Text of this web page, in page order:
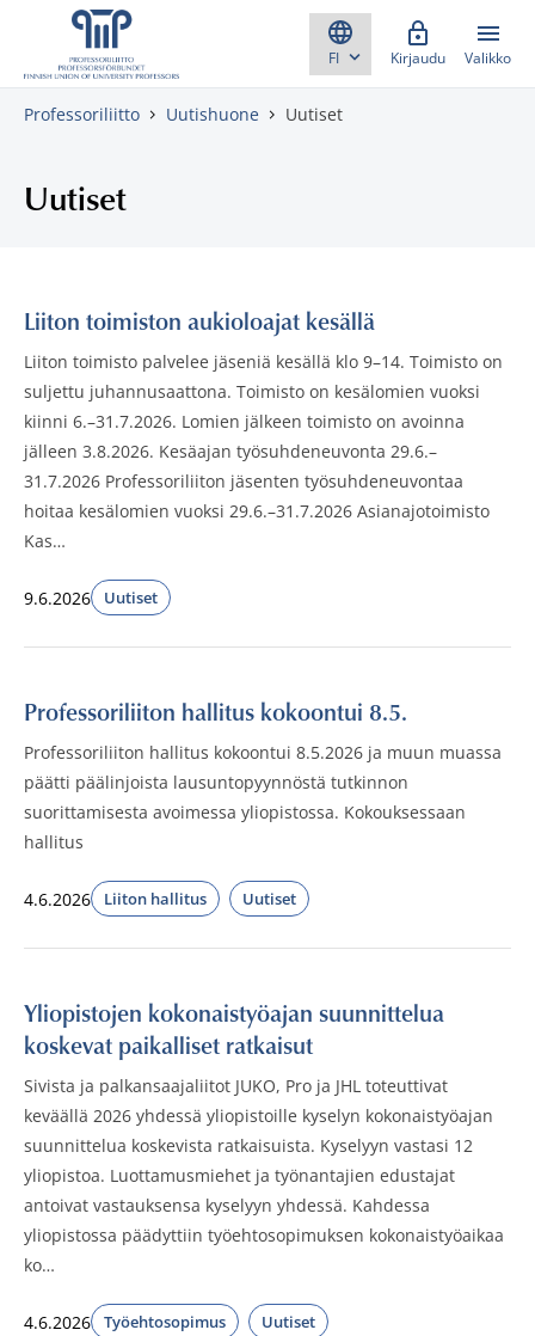
Skippaa sisältö
Kirjaudu Valikko
Professoriliitto Uutishuone Uutiset
Uutiset
Liiton toimiston aukioloajat kesällä
Liiton toimisto palvelee jäseniä kesällä klo 9–14. Toimisto on
suljettu juhannusaattona. Toimisto on kesälomien vuoksi
kiinni 6.–31.7.2026. Lomien jälkeen toimisto on avoinna
jälleen 3.8.2026. Kesäajan työsuhdeneuvonta 29.6.–
31.7.2026 Professoriliiton jäsenten työsuhdeneuvontaa
hoitaa kesälomien vuoksi 29.6.–31.7.2026 Asianajotoimisto
Kas…
Julkaistut:
9.6.2026 Uutiset
Professoriliiton hallitus kokoontui 8.5.
Professoriliiton hallitus kokoontui 8.5.2026 ja muun muassa
päätti päälinjoista lausuntopyynnöstä tutkinnon
suorittamisesta avoimessa yliopistossa. Kokouksessaan
hallitus
Julkaistut:
4.6.2026 Liiton hallitus Uutiset
Yliopistojen kokonaistyöajan suunnittelua
koskevat paikalliset ratkaisut
Sivista ja palkansaajaliitot JUKO, Pro ja JHL toteuttivat
keväällä 2026 yhdessä yliopistoille kyselyn kokonaistyöajan
suunnittelua koskevista ratkaisuista. Kyselyyn vastasi 12
yliopistoa. Luottamusmiehet ja työnantajien edustajat
antoivat vastauksensa kyselyyn yhdessä. Kahdessa
yliopistossa päädyttiin työehtosopimuksen kokonaistyöaikaa
ko…
4.6.2026 Työehtosopimus Uutiset